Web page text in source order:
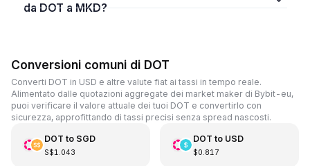
da DOT a MKD?
Conversioni comuni di DOT
Converti DOT in USD e altre valute fiat ai tassi in tempo reale.
Alimentato dalle quotazioni aggregate dei market maker di Bybit-eu,
puoi verificare il valore attuale dei tuoi DOT e convertirlo con
sicurezza, approfittando di tassi precisi senza spread nascosti.
DOT to SGD
S$1.043
DOT to USD
$0.817